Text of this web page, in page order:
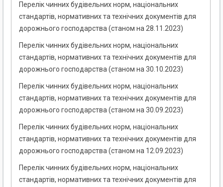
Перелік чинних будівельних норм, національних
стандартів, нормативних та технічних документів для
дорожнього господарства (станом на 28.11.2023)
Перелік чинних будівельних норм, національних
стандартів, нормативних та технічних документів для
дорожнього господарства (станом на 30.10.2023)
Перелік чинних будівельних норм, національних
стандартів, нормативних та технічних документів для
дорожнього господарства (станом на 30.09.2023)
Перелік чинних будівельних норм, національних
стандартів, нормативних та технічних документів для
дорожнього господарства (станом на 12.09.2023)
Перелік чинних будівельних норм, національних
стандартів, нормативних та технічних документів для